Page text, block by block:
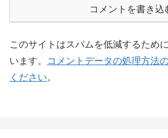
コメントを書き込
このサイトはスパムを低減するため
います。
コメントデータの処理方法
ください。